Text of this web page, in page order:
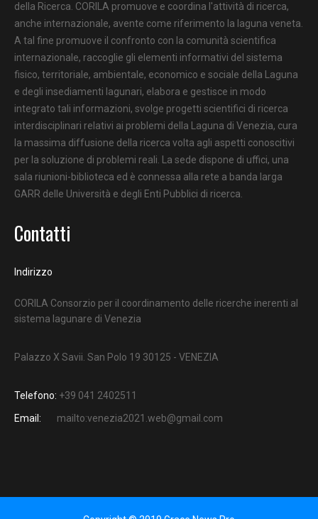
della Ricerca. CORILA promuove e coordina l'attività di ricerca,
anche internazionale, avente come riferimento la laguna veneta.
A tal fine promuove il confronto con la comunità scientifica
internazionale, raccoglie gli elementi informativi del sistema
fisico, territoriale, ambientale, economico e sociale della Laguna
e degli insediamenti lagunari, elabora e gestisce in modo
integrato tali informazioni, svolge progetti scientifici di ricerca
interdisciplinari relativi ai problemi della Laguna di Venezia, cura
la massima diffusione della ricerca volta agli aspetti conoscitivi
per la soluzione di problemi reali. La sede dispone di uffici, una
sala riunioni-biblioteca ed è connessa alla rete a banda larga
GARR delle Università e degli Enti Pubblici di ricerca.
Contatti
Indirizzo
CORILA Consorzio per il coordinamento delle ricerche inerenti al
sistema lagunare di Venezia
Palazzo X Savii. San Polo 19 30125 - VENEZIA
Telefono: +39 041 2402511
Email:
mailto:venezia2021.web@gmail.com